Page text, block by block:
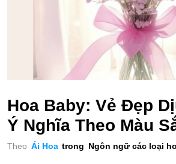
Hoa Baby: Vẻ Đẹp
Ý Nghĩa Theo Màu
Theo Ái Hoa trong Ngôn ngữ các loại